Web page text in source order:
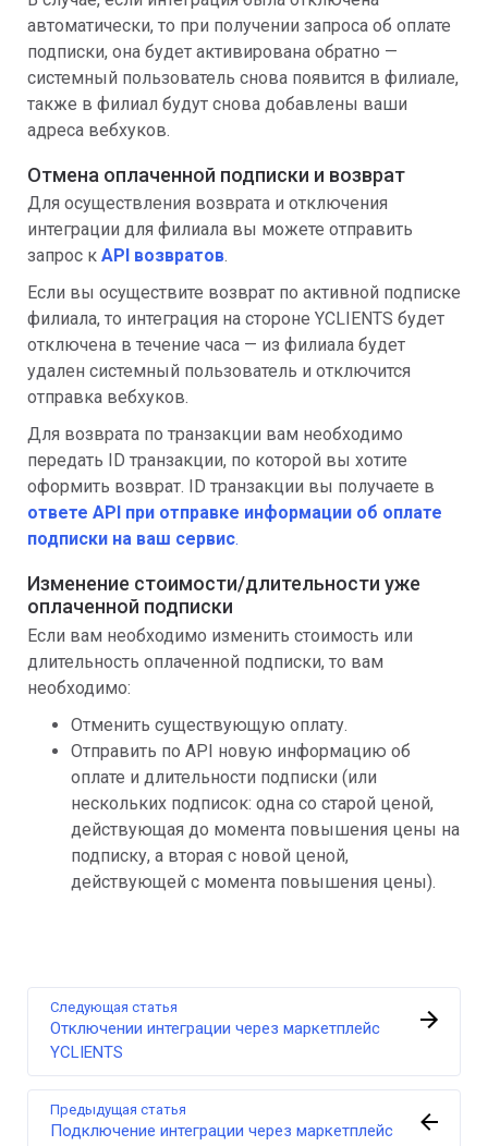
автоматически, то при получении запроса об оплате
подписки, она будет активирована обратно —
системный пользователь снова появится в филиале,
также в филиал будут снова добавлены ваши
адреса вебхуков.
Отмена оплаченной подписки и возврат
Для осуществления возврата и отключения
интеграции для филиала вы можете отправить
запрос к API возвратов.
Если вы осуществите возврат по активной подписке
филиала, то интеграция на стороне YCLIENTS будет
отключена в течение часа — из филиала будет
удален системный пользователь и отключится
отправка вебхуков.
Для возврата по транзакции вам необходимо
передать ID транзакции, по которой вы хотите
оформить возврат. ID транзакции вы получаете в
ответе API при отправке информации об оплате
подписки на ваш сервис.
Изменение стоимости/длительности уже
оплаченной подписки
Если вам необходимо изменить стоимость или
длительность оплаченной подписки, то вам
необходимо:
Отменить существующую оплату.
Отправить по API новую информацию об
оплате и длительности подписки (или
нескольких подписок: одна со старой ценой,
действующая до момента повышения цены на
подписку, а вторая с новой ценой,
действующей с момента повышения цены).
Предыдущая статья
Подключение интеграции через маркетплейс
Следующая статья
Отключении интеграции через маркетплейс
YCLIENTS